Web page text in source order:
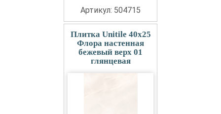
Артикул: 504715
Плитка Unitile 40x25
Флора настенная
бежевый верх 01
глянцевая